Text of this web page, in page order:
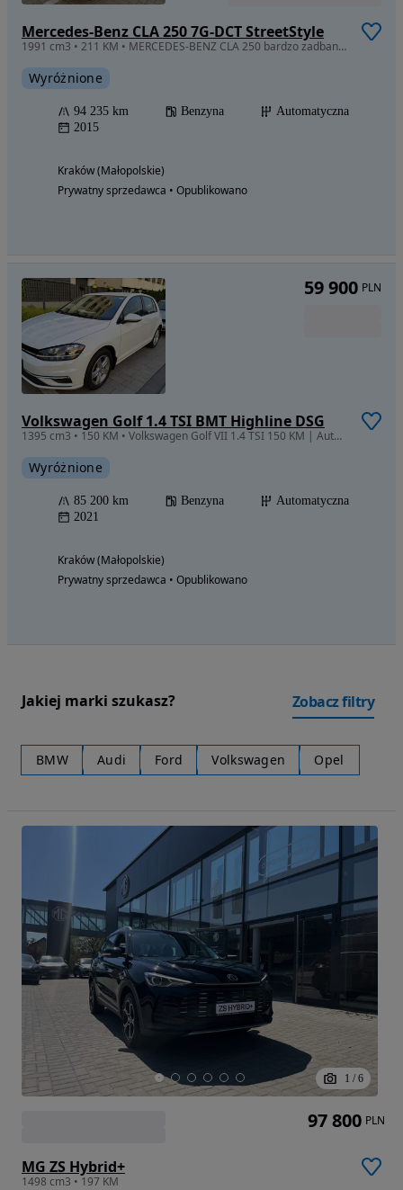
Mercedes-Benz CLA 250 7G-DCT StreetStyle
1991 cm3 • 211 KM • MERCEDES-BENZ CLA 250 bardzo zadbany !
Wyróżnione
94 235 km Benzyna
Automatyczna
2015
Kraków (Małopolskie)
Prywatny sprzedawca • Opublikowano
Volkswagen Golf 1.4 TSI BMT Highline DSG
1395 cm3 • 150 KM • Volkswagen Golf VII 1.4 TSI 150 KM | Automat Aisin | 2021 | 85 000 km
Wyróżnione
85 200 km Benzyna
Automatyczna
2021
Kraków (Małopolskie)
Prywatny sprzedawca • Opublikowano
59 900 PLN
Jakiej marki szukasz? Zobacz filtry
BMW Audi Ford Volkswagen Opel
1 / 6
MG ZS Hybrid+
1498 cm3 • 197 KM
97 800 PLN